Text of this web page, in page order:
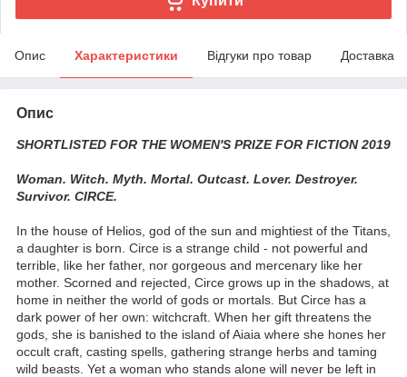
Опис Характеристики Відгуки про товар Доставка
Опис
SHORTLISTED FOR THE WOMEN'S PRIZE FOR FICTION 2019
Woman. Witch. Myth. Mortal. Outcast. Lover. Destroyer.
Survivor. CIRCE.
In the house of Helios, god of the sun and mightiest of the Titans,
a daughter is born. Circe is a strange child - not powerful and
terrible, like her father, nor gorgeous and mercenary like her
mother. Scorned and rejected, Circe grows up in the shadows, at
home in neither the world of gods or mortals. But Circe has a
dark power of her own: witchcraft. When her gift threatens the
gods, she is banished to the island of Aiaia where she hones her
occult craft, casting spells, gathering strange herbs and taming
wild beasts. Yet a woman who stands alone will never be left in